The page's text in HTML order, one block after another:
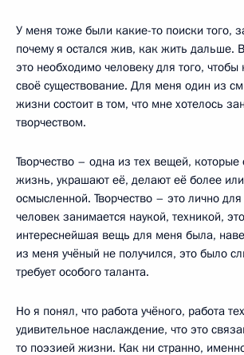
У меня тоже были какие-то поиски того,
почему я остался жив, как жить дальше.
это необходимо человеку для того, чтобы
своё существование. Для меня один из
жизни состоит в том, что мне хотелось
творчеством.
Творчество – одна из тех вещей,
жизнь, украшают её, делают её более
осмысленной. Творчество – это лично
человек занимается наукой, техникой,
интереснейшая вещь для меня была,
из меня учёный не получился, это было
требует особого таланта.
Но я понял, что работа учёного, работа
удивительное наслаждение, что это
то поэзией жизни. Как ни странно,